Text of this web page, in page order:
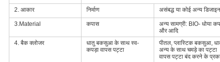
2. आकार निर्माण असंबद्ध या कोई अन्य
3.Material कपास
अन्य सामग्री: BIO- धोया
और आदि
4. बैक क्लोजर
धातु बकसुआ के साथ स्व-
कपड़ा वापस पट्टा
पीतल, प्लास्टिक बकसुआ,
अन्य के साथ चमड़े का पट्टा
वापस पट्टा बंद करने के